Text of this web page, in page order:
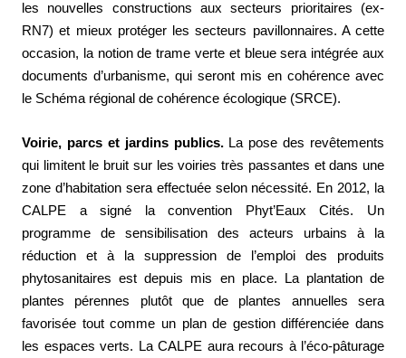
les nouvelles constructions aux secteurs prioritaires (ex-
RN7) et mieux protéger les secteurs pavillonnaires. A cette
occasion, la notion de trame verte et bleue sera intégrée aux
documents d’urbanisme, qui seront mis en cohérence avec
le Schéma régional de cohérence écologique (SRCE).
Voirie, parcs et jardins publics.La pose des revêtements
qui limitent le bruit sur les voiries très passantes et dans une
zone d’habitation sera effectuée selon nécessité. En 2012, la
CALPE a signé la convention Phyt’Eaux Cités. Un
programme de sensibilisation des acteurs urbains à la
réduction et à la suppression de l’emploi des produits
phytosanitaires est depuis mis en place. La plantation de
plantes pérennes plutôt que de plantes annuelles sera
favorisée tout comme un plan de gestion différenciée dans
les espaces verts. La CALPE aura recours à l’éco-pâturage